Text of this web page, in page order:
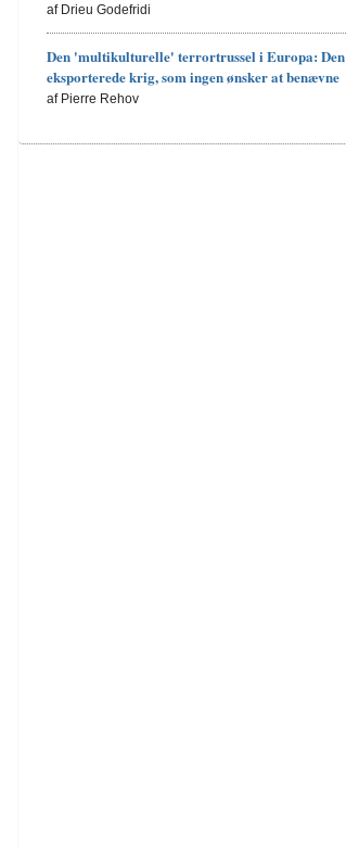
af Drieu Godefridi
Den 'multikulturelle' terrortrussel i Europa: Den
eksporterede krig, som ingen ønsker at benævne
af Pierre Rehov